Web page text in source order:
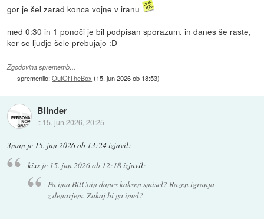
gor je šel zarad konca vojne v iranu
med 0:30 in 1 ponoči je bil podpisan sporazum. in danes še raste,
ker se ljudje šele prebujajo :D
Zgodovina sprememb…
spremenilo:OutOfTheBox (15. jun 2026 ob 18:53)
Blinder
:: 15. jun 2026, 20:25
3man je 15. jun 2026 ob 13:24izjavil:
kixsje 15. jun 2026 ob 12:18izjavil:
Pa ima BitCoin danes kaksen smisel? Razen igranja
z denarjem. Zakaj bi ga imel?